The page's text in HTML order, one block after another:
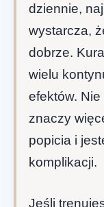
dziennie,
wystarcza,
dobrze.
wielu
efektów.
znaczy
popicia i
komplikacji.
Jeśli